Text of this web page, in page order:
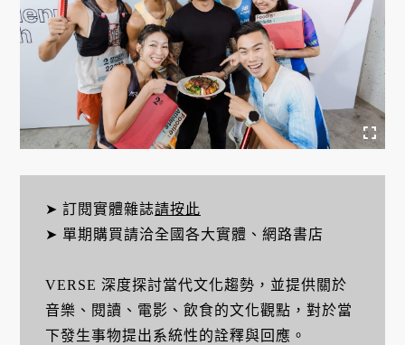
➤ 訂閱實體雜誌請按此
➤ 單期購買請洽全國各大實體、網路書店
VERSE 深度探討當代文化趨勢，並提供關於
音樂、閱讀、電影、飲食的文化觀點，對於當
下發生事物提出系統性的詮釋與回應。